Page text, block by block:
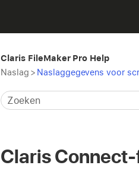
Claris FileMaker Pro Help
Naslag > Naslaggegevens voor
Claris